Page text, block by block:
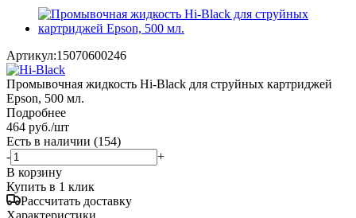
Артикул:15070600246
Промывочная жидкость Hi-Black для струйных картриджей
Epson, 500 мл.
Подробнее
464 руб./шт
Есть в наличии (154)
-
+
В корзину
Купить в 1 клик
Рассчитать доставку
Характеристики